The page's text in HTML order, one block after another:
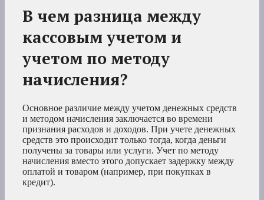
В чем разница между
кассовым учетом и
учетом по методу
начисления?
Основное различие между учетом денежных средств
и методом начисления заключается во времени
признания расходов и доходов. При учете денежных
средств это происходит только тогда, когда деньги
получены за товары или услуги. Учет по методу
начисления вместо этого допускает задержку между
оплатой и товаром (например, при покупках в
кредит).